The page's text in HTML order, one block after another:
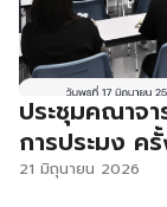
ประชุมคณาจ
การประมง ค
21 มิถุนายน 2026